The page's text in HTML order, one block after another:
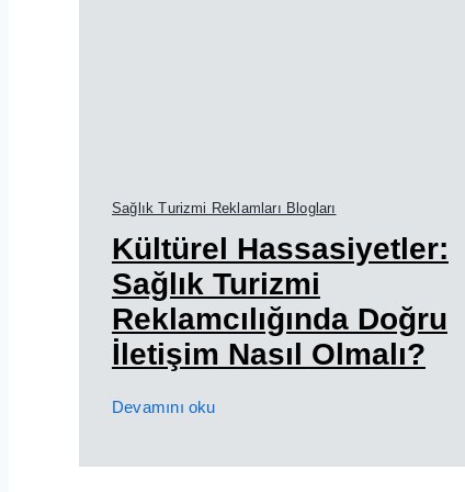
Sağlık Turizmi Reklamları Blogları
Kültürel Hassasiyetler:
Sağlık Turizmi
Reklamcılığında Doğru
İletişim Nasıl Olmalı?
Devamını oku